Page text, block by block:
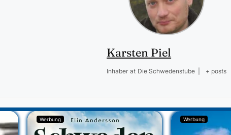
Karsten Piel
Inhaber at Die Schwedenstube + posts
Werbung Werbung